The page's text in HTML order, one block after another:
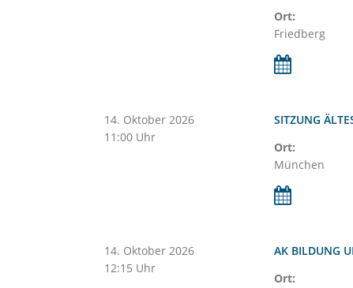
Ort:
Friedberg
14. Oktober 2026
11:00 Uhr
SITZUNG
Ort:
München
14. Oktober 2026
12:15 Uhr
AK BILDUNG
Ort: